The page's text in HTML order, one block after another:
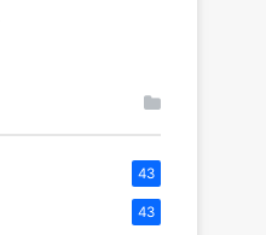
43
43